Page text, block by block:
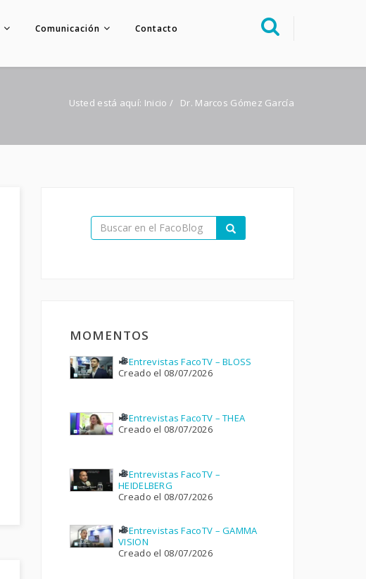
Comunicación Contacto
Foro FacoElche
Usted está aquí: Inicio / Dr. Marcos Gómez García
MOMENTOS
Entrevistas FacoTV – BLOSS
Creado el 08/07/2026
Entrevistas FacoTV – THEA
Creado el 08/07/2026
Entrevistas FacoTV –
HEIDELBERG
Creado el 08/07/2026
Entrevistas FacoTV – GAMMA
VISION
Creado el 08/07/2026